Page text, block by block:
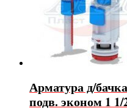
Арматура д/
подв. эконом 1